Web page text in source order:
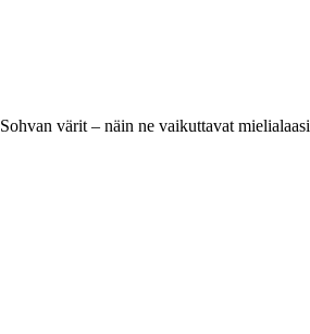
Sohvan värit – näin ne vaikuttavat mielialaasi